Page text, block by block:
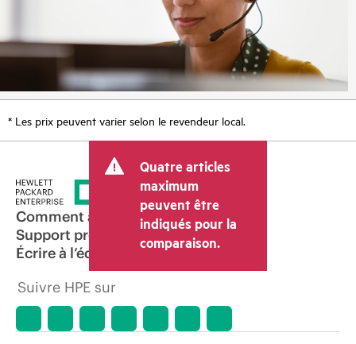
* Les prix peuvent varier selon le revendeur local.
Quatre articles
maximum
peuvent être
indiqués pour la
comparaison.
Comment acheter
Support produit
Écrire à l’équipe commerciale
Suivre HPE sur